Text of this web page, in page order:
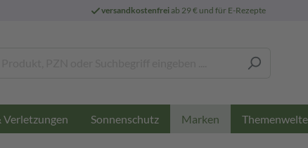
versandkostenfreiab 29 € und für E-Rezepte
Verletzungen Sonnenschutz Marken